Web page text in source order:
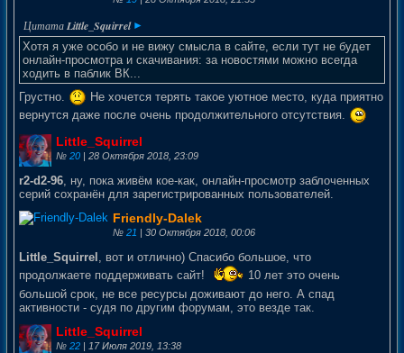
Хотя я уже особо и не вижу смысла в сайте, если тут не будет
онлайн-просмотра и скачивания: за новостями можно всегда
ходить в паблик ВК...
Грустно.
Не хочется терять такое уютное место, куда приятно
вернутся даже после очень продолжительного отсутствия.
Little_Squirrel
№ 20 | 28 Октября 2018, 23:09
r2-d2-96, ну, пока живём кое-как, онлайн-просмотр заблоченных
серий сохранён для зарегистрированных пользователей.
Friendly-Dalek
№ 21 | 30 Октября 2018, 00:06
Little_Squirrel , вот и отлично) Спасибо большое, что
продолжаете поддерживать сайт!
10 лет это очень
большой срок, не все ресурсы доживают до него. А спад
активности - судя по другим форумам, это везде так.
Little_Squirrel
№ 22 | 17 Июля 2019, 13:38